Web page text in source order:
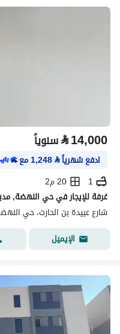
⃁14,000 سنوياً
ادفع شهرياً⃁
1,248مع
1
20 م2
غرفة للإيجار في حي النهضة,
شارع عبيدة بن الحارث، حي
الإيميل